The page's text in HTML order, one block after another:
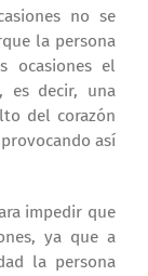
no se
la persona
ocasiones el
es decir, una
del corazón
así
impedir que
ya que a
la persona